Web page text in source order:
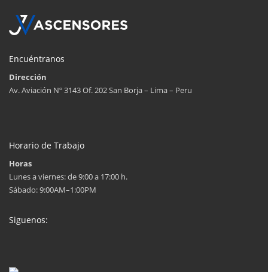
Encuéntranos
Dirección
Av. Aviación Nº 3143 Of. 202 San Borja – Lima – Peru
Horario de Trabajo
Horas
Lunes a viernes: de 9:00 a 17:00 h.
Sábado: 9:00AM–1:00PM
Siguenos: